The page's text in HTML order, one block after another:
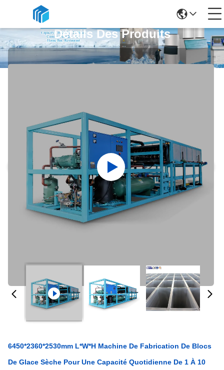
Détails Des Produits
6450*2360*2530mm L*W*H Machine De Fabrication De Blocs
De Glace Sèche Pour Une Capacité Quotidienne De 1 À 10